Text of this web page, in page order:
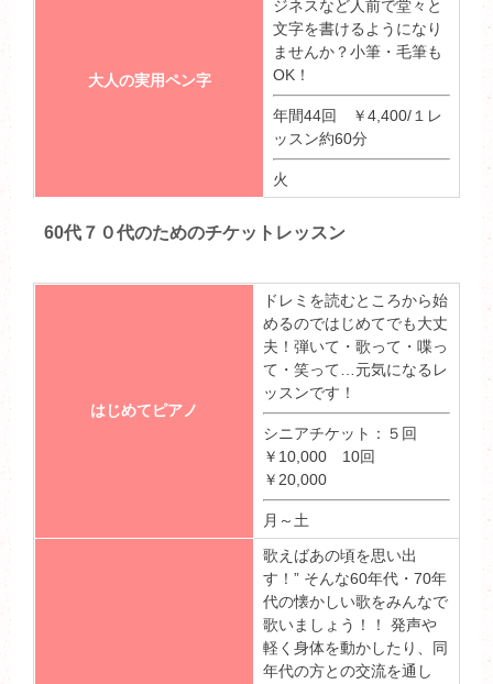
大人の実用ペン字
ジネスなど人前で堂々と
文字を書けるようになり
ませんか？小筆・毛筆も
OK！
年間44回 ￥4,400/１レ
ッスン約60分
火
60代７０代のためのチケットレッスン
はじめてピアノ
ドレミを読むところから始
めるのではじめてでも大丈
夫！弾いて・歌って・喋っ
て・笑って…元気になるレ
ッスンです！
シニアチケット：５回
￥10,000 10回
￥20,000
月～土
歌えばあの頃を思い出
す！” そんな60年代・70年
代の懐かしい歌をみんなで
歌いましょう！！ 発声や
軽く身体を動かしたり、同
年代の方との交流を通し